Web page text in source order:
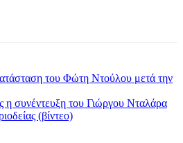
του Φώτη Ντούλου μετά την
η συνέντευξη του Γιώργου Νταλάρα
(βίντεο)